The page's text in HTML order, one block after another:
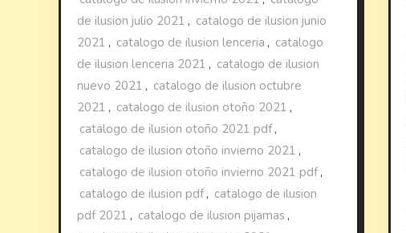
de ilusion julio 2021 , catalogo de ilusion junio
2021 , catalogo de ilusion lenceria , catalogo
de ilusion lenceria 2021 , catalogo de ilusion
nuevo 2021 , catalogo de ilusion octubre
2021 , catalogo de ilusion otoño 2021 ,
catalogo de ilusion otoño 2021 pdf,
catalogo de ilusion otoño invierno 2021 ,
catalogo de ilusion otoño invierno 2021 pdf,
catalogo de ilusion pdf, catalogo de ilusion
pdf 2021 , catalogo de ilusion pijamas ,